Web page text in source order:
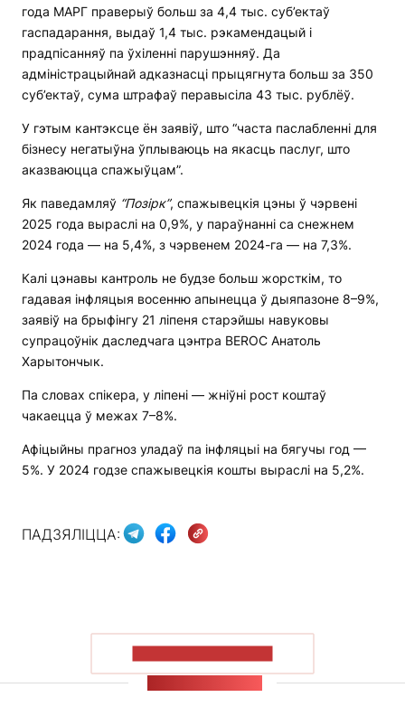
года МАРГ праверыў больш за 4,4 тыс. суб’ектаў
гаспадарання, выдаў 1,4 тыс. рэкамендацый і
прадпісанняў па ўхіленні парушэнняў. Да
адміністрацыйнай адказнасці прыцягнута больш за 350
суб’ектаў, сума штрафаў перавысіла 43 тыс. рублёў.
У гэтым кантэксце ён заявіў, што “часта паслабленні для
бізнесу негатыўна ўплываюць на якасць паслуг, што
аказваюцца спажыўцам”.
Як паведамляў “Позірк”, спажывецкія цэны ў чэрвені
2025 года выраслі на 0,9%, у параўнанні са снежнем
2024 года — на 5,4%, з чэрвенем 2024-га — на 7,3%.
Калі цэнавы кантроль не будзе больш жорсткім, то
гадавая інфляцыя восенню апынецца ў дыяпазоне 8–9%,
заявіў на брыфінгу 21 ліпеня старэйшы навуковы
супрацоўнік даследчага цэнтра BEROC Анатоль
Харытончык.
Па словах спікера, у ліпені — жніўні рост коштаў
чакаецца ў межах 7–8%.
Афіцыйны прагноз уладаў па інфляцыі на бягучы год —
5%. У 2024 годзе спажывецкія кошты выраслі на 5,2%.
ПАДЗЯЛІЦЦА: